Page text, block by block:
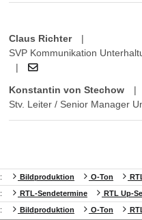
Claus Richter
|
SVP Kommunikation
|
Konstantin von Stechow
|
Stv. Leiter / Senior Manager
: Bildproduktion O-Ton
:
RTL-Sendetermine RTL Up-
:
Bildproduktion O-Ton